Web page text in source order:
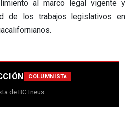
al marco legal vigente y
de los trabajos legislativos en
COLUMNISTA
de BCTneus